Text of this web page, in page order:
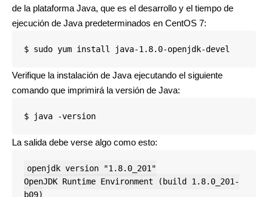
de la plataforma Java, que es el desarrollo y el tiempo de
ejecución de Java predeterminados en CentOS 7:
$ sudo yum install java-1.8.0-openjdk-devel
Verifique la instalación de Java ejecutando el siguiente
comando que imprimirá la versión de Java:
$ java -version
La salida debe verse algo como esto:
openjdk version "1.8.0_201"
OpenJDK Runtime Environment (build 1.8.0_201-
b09)